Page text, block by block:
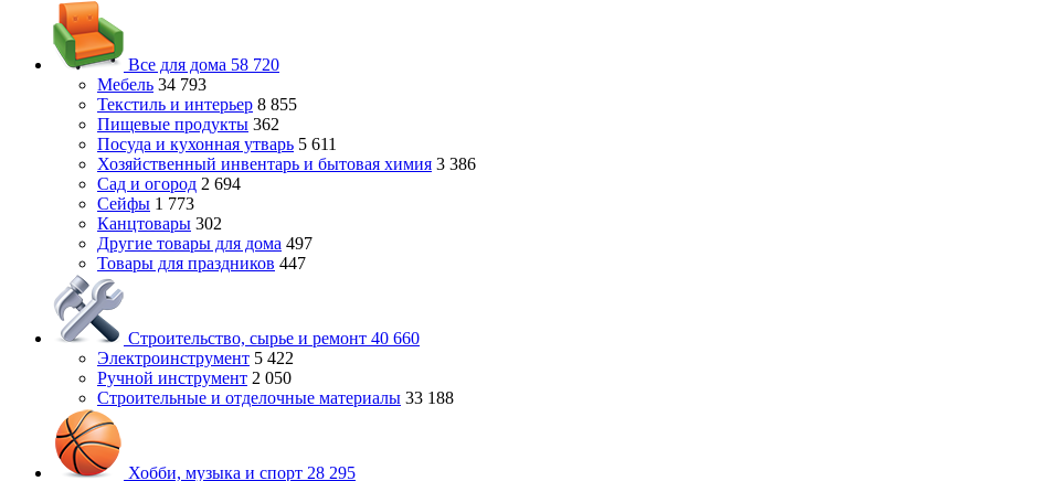
Все для дома 58 720
Мебель 34 793
Текстиль и интерьер 8 855
Пищевые продукты 362
Посуда и кухонная утварь 5 611
Хозяйственный инвентарь и бытовая химия 3 386
Сад и огород 2 694
Сейфы 1 773
Канцтовары 302
Другие товары для дома 497
Товары для праздников 447
Строительство, сырье и ремонт 40 660
Электроинструмент 5 422
Ручной инструмент 2 050
Строительные и отделочные материалы 33 188
Хобби, музыка и спорт 28 295